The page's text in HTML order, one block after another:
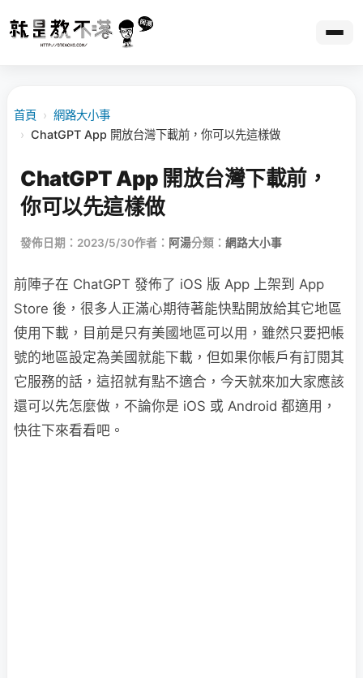
首頁 › 網路大小事
› ChatGPT App 開放台灣下載前，你可以先這樣做
ChatGPT App 開放台灣下載前，
你可以先這樣做
發佈日期：2023/5/30作者： 阿湯分類： 網路大小事
前陣子在 ChatGPT 發佈了 iOS 版 App 上架到 App
Store 後，很多人正滿心期待著能快點開放給其它地區
使用下載，目前是只有美國地區可以用，雖然只要把帳
號的地區設定為美國就能下載，但如果你帳戶有訂閱其
它服務的話，這招就有點不適合，今天就來加大家應該
還可以先怎麼做，不論你是 iOS 或 Android 都適用，
快往下來看看吧。